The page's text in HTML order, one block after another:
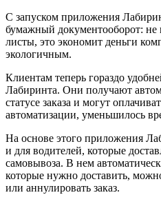
С запуском приложения
бумажный документооборот: не
листы, это экономит деньги
экологичным.
Клиентам теперь гораздо
Лабиринта. Они получают
статусе заказа и могут
автоматизации, уменьшилось
На основе этого приложения
и для водителей, которые
самовывоза. В нем
которые нужно доставить,
или аннулировать заказ.